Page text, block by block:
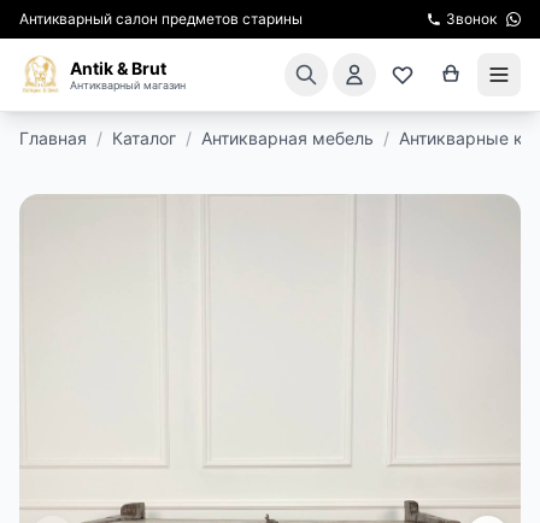
Антикварный салон предметов старины Звонок
Antik & Brut
Антикварный магазин
КУРСЫ ПО РЕСТАВРАЦИИ
Главная / Каталог / Антикварная мебель / Антикварные